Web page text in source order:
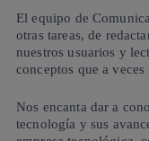
El equipo de
otras tareas, de
nuestros usuarios y
conceptos que a
Nos encanta dar a
tecnología y sus